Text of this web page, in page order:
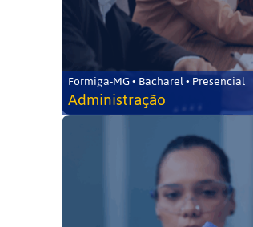
Formiga-MG • Bacharel • Presencial
Administração